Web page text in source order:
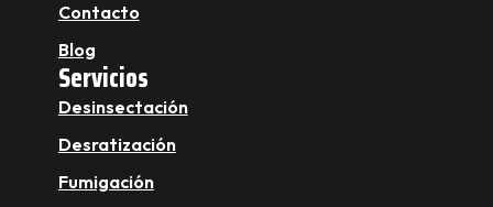
Contacto
Blog
Servicios
Desinsectación
Desratización
Fumigación